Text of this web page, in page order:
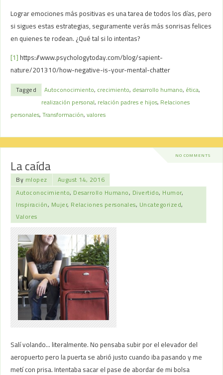
Lograr emociones más positivas es una tarea de todos los días, pero
si sigues estas estrategias, seguramente verás más sonrisas felices
en quienes te rodean. ¿Qué tal si lo intentas?
[1] https://www.psychologytoday.com/blog/sapient-
nature/201310/how-negative-is-your-mental-chatter
Tagged Autoconocimiento, crecimiento, desarrollo humano, ética,
realización personal, relación padres e hijos, Relaciones
personales,Transformación,valores
NO COMMENTS
La caída
By mlopez
August 14, 2016
Autoconocimiento, Desarrollo Humano, Divertido, Humor,
Inspiración, Mujer, Relaciones personales, Uncategorized,
Valores
Salí volando… literalmente. No pensaba subir por el elevador del
aeropuerto pero la puerta se abrió justo cuando iba pasando y me
metí con prisa. Intentaba sacar el pase de abordar de mi bolsa